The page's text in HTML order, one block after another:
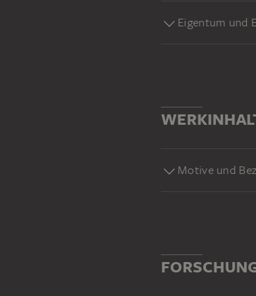
Eigentum und
Motive und